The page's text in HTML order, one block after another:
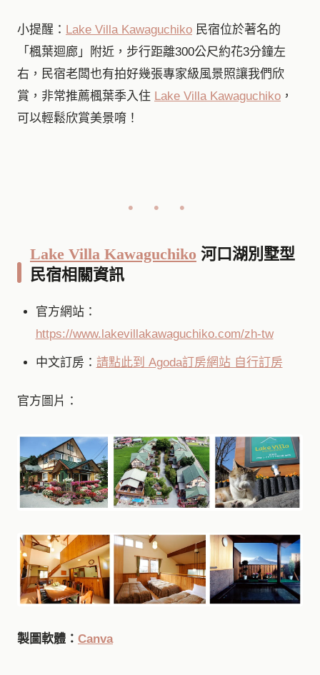
小提醒： Lake Villa Kawaguchiko 民宿位於著名的
「楓葉迴廊」附近，步行距離300公尺約花3分鐘左
右，民宿老闆也有拍好幾張專家級風景照讓我們欣
賞，非常推薦楓葉季入住 Lake Villa Kawaguchiko ，
可以輕鬆欣賞美景唷！
Lake Villa Kawaguchiko 河口湖別墅型
民宿相關資訊
官方網站：
https://www.lakevillakawaguchiko.com/zh-tw
中文訂房： 請點此到 Agoda訂房網站 自行訂房
官方圖片：
製圖軟體： Canva